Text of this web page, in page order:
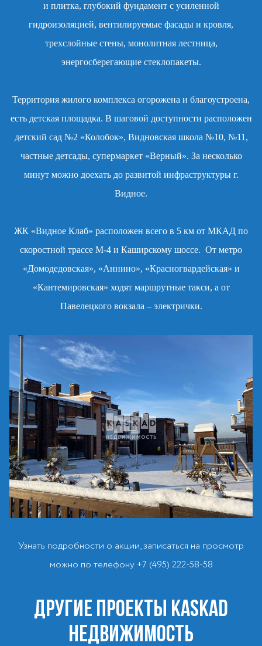
и плитка, глубокий фундамент с усиленной
гидроизоляцией, вентилируемые фасады и кровля,
трехслойные стены, монолитная лестница,
энергосберегающие стеклопакеты.
Территория жилого комплекса огорожена и благоустроена,
есть детская площадка. В шаговой доступности расположен
детский сад №2 «Колобок», Видновская школа №10, №11,
частные детсады, супермаркет «Верный». За несколько
минут можно доехать до развитой инфраструктуры г.
Видное.
ЖК «Видное Клаб» расположен всего в 5 км от МКАД по
скоростной трассе М-4 и Каширскому шоссе. От метро
«Домодедовская», «Аннино», «Красногвардейская» и
«Кантемировская» ходят маршрутные такси, а от
Павелецкого вокзала – электрички.
Узнать подробности о акции, записаться на просмотр
можно по телефону +7 (495) 222-58-58
ДРУГИЕ ПРОЕКТЫ KASKAD
НЕДВИЖИМОСТЬ